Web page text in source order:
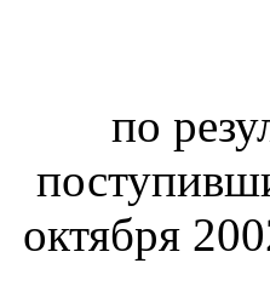
по
октября